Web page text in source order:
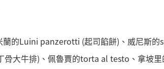
蘭的Luini panzerotti (起司餡餅)、威尼斯
大牛排)、佩魯賈的torta al testo、拿坡